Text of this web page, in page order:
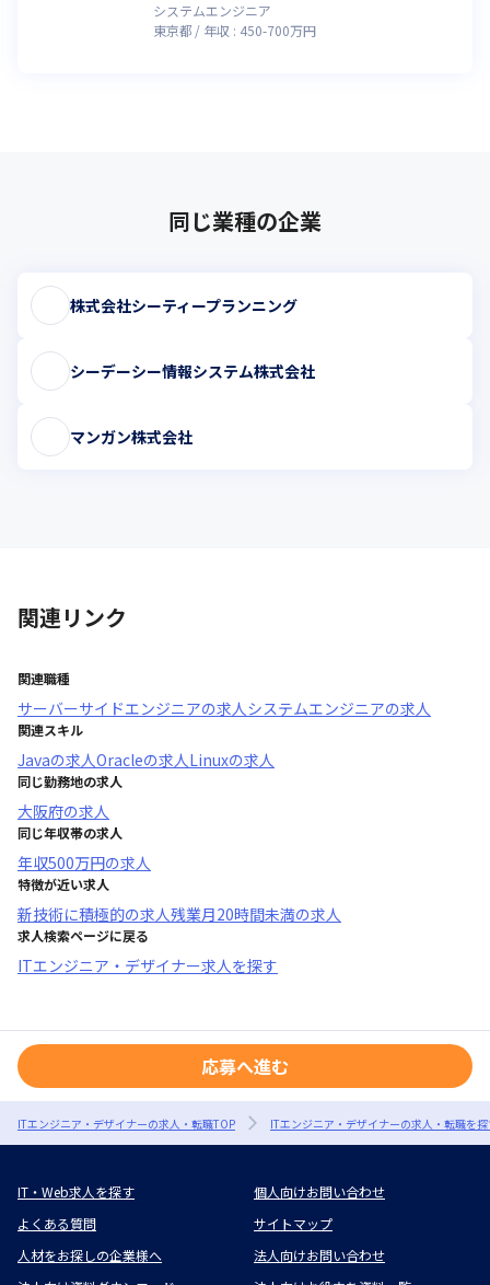
システムエンジニア
東京都
年収 : 450-700万円
同じ業種の企業
株式会社シーティープランニング
シーデーシー情報システム株式会社
マンガン株式会社
関連リンク
関連職種
サーバーサイドエンジニアの求人システムエンジニアの求人
関連スキル
Javaの求人Oracleの求人Linuxの求人
同じ勤務地の求人
大阪府の求人
同じ年収帯の求人
年収500万円の求人
特徴が近い求人
新技術に積極的の求人残業月20時間未満の求人
求人検索ページに戻る
ITエンジニア・デザイナー求人を探す
応募へ進む
ITエンジニア・デザイナーの求人・転職TOP ITエンジニア・デザイナーの求人・転職を
IT・Web求人を探す
個人向けお問い合わせ
よくある質問
サイトマップ
人材をお探しの企業様へ
法人向けお問い合わせ